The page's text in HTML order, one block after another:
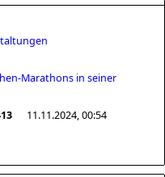
Marathons in seiner
11.11.2024, 00:54